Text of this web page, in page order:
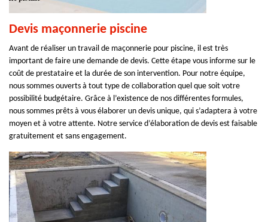
Devis maçonnerie piscine
Avant de réaliser un travail de maçonnerie pour piscine, il est très
important de faire une demande de devis. Cette étape vous informe sur le
coût de prestataire et la durée de son intervention. Pour notre équipe,
nous sommes ouverts à tout type de collaboration quel que soit votre
possibilité budgétaire. Grâce à l’existence de nos différentes formules,
nous sommes prêts à vous élaborer un devis unique, qui s’adaptera à votre
moyen et à votre attente. Notre service d’élaboration de devis est faisable
gratuitement et sans engagement.